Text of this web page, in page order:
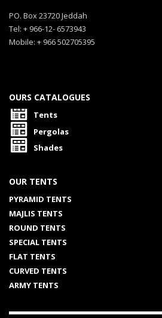
PO. Box 23720 Jeddah
Tel: + 966-12- 6573943
Mobile: + 966 502705395
OURS CATALOGUES
Tents
Pergolas
Shades
OUR TENTS
PYRAMID TENTS
MAJLIS TENTS
ROUND TENTS
SPECIAL TENTS
FLAT TENTS
CURVED TENTS
ARMY TENTS